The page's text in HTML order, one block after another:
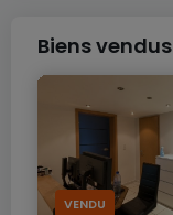
Biens
VENDU